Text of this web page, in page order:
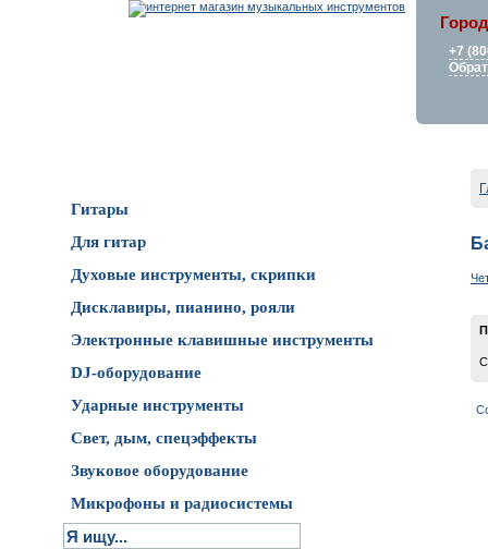
+7
Гитары
Для гитар
Духовые инструменты, скрипки
Дисклавиры, пианино, рояли
Электронные клавишные инструменты
DJ-оборудование
Ударные инструменты
Свет, дым, спецэффекты
Звуковое оборудование
Микрофоны и радиосистемы